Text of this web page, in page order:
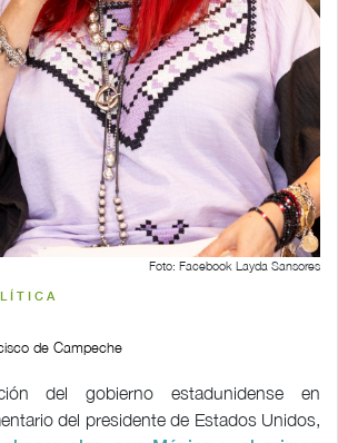
Foto: Facebook Layda Sansores
de Campeche
del gobierno estadunidense en
del presidente de Estados Unidos,